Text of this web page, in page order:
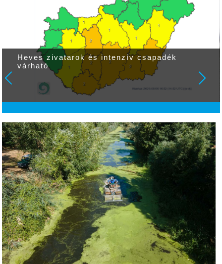
Heves zivatarok és intenzív csapadék
várható